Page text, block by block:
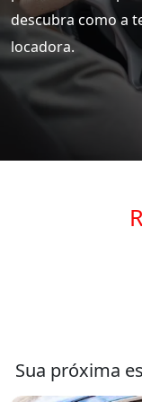
descubra como a
locadora.
Sua próxima